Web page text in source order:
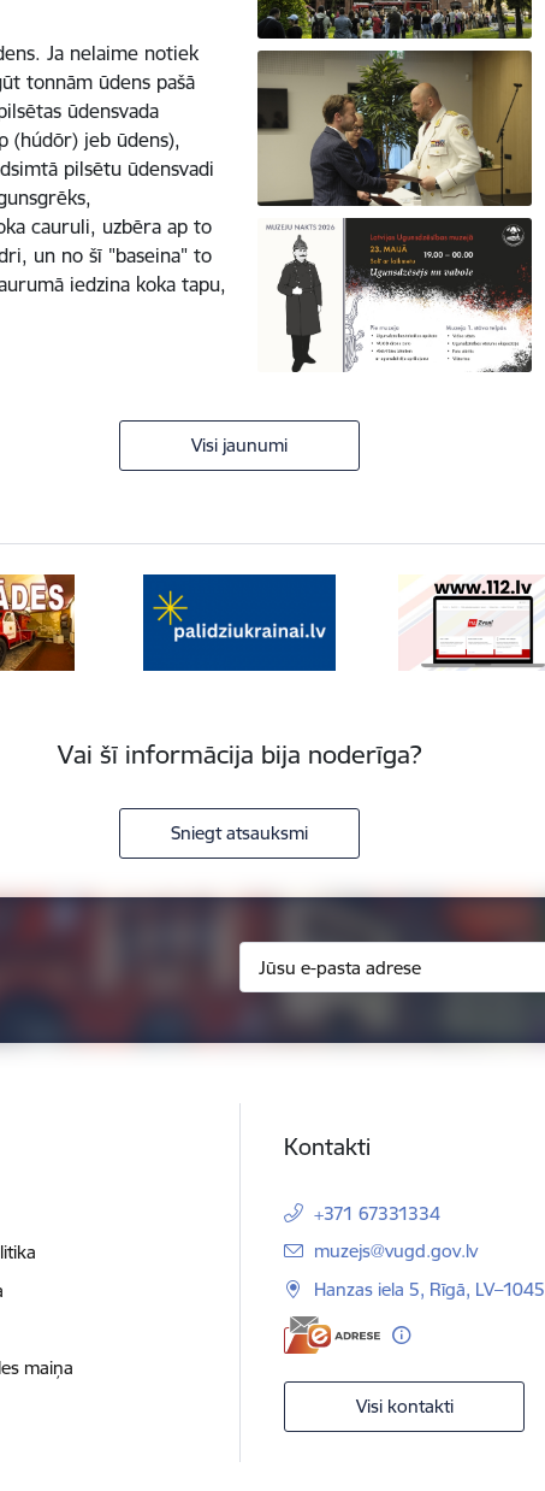
Ja nelaime notiek
tonnām ūdens pašā
ūdensvada
(húdōr) jeb ūdens),
pilsētu ūdensvadi
cauruli, uzbēra ap to
un no šī "baseina" to
iedzina koka tapu,
Visi jaunumi
Vai šī informācija bija noderīga?
Sniegt atsauksmi
maiņa
Kontakti
+371 67331334
E-pasts:
muzejs@vugd.gov.lv
Hanzas iela 5, Rīgā, LV–1045
Visi kontakti